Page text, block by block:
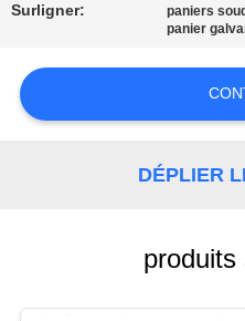
NOUS
CONTACTER
NOUVELLES
UN DEVIS
Surligner: paniers
panier
DÉPLIER
produits